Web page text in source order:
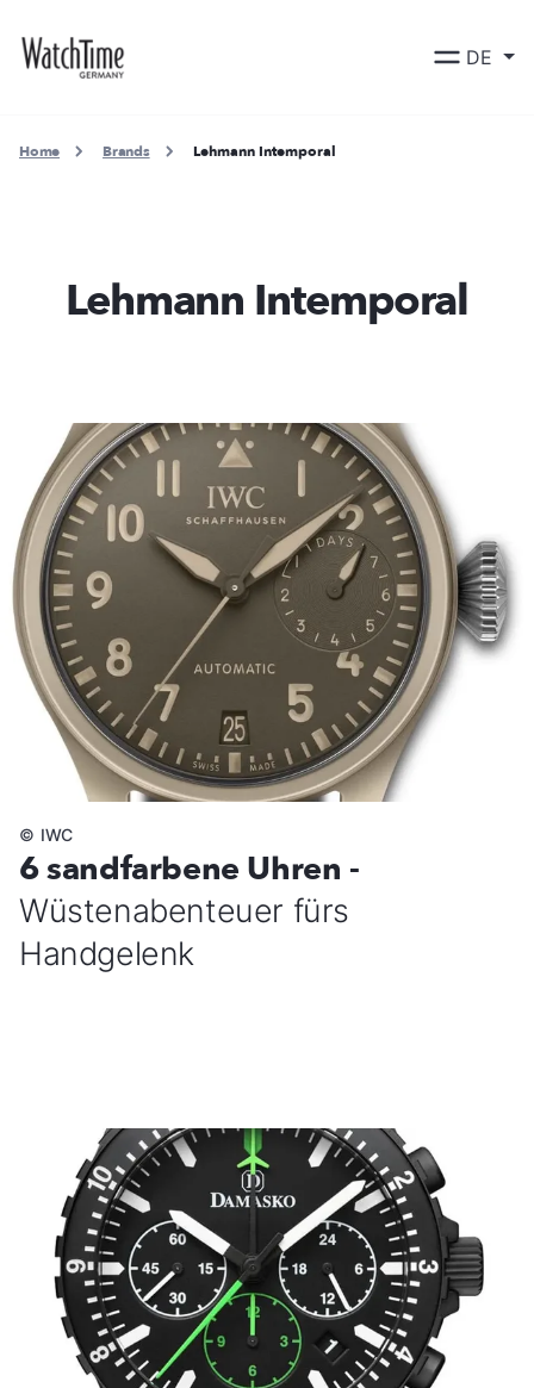
DE
Home Brands Lehmann Intemporal
Lehmann Intemporal
6 sandfarbene Uhren -
Wüstenabenteuer fürs
Handgelenk
© IWC